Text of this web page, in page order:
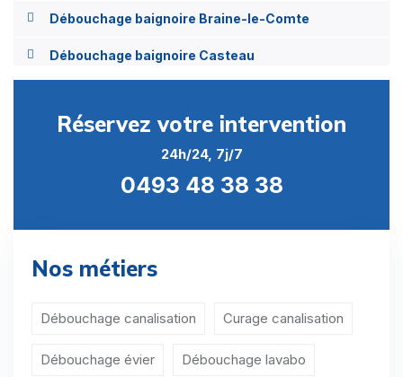
Débouchage baignoire Braine-le-Comte
Débouchage baignoire Casteau
Débouchage baignoire Familleureux
Débouchage baignoire Hennuyères
Débouchage baignoire Henripont
Réservez votre intervention
24h/24, 7j/7
0493 48 38 38
Nos métiers
Débouchage canalisation Curage canalisation
Débouchage évier Débouchage lavabo